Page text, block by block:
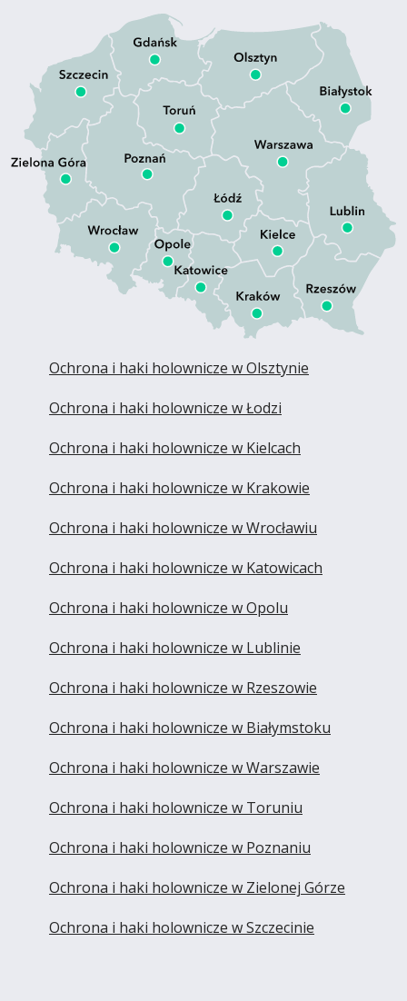
Ochrona i haki holownicze w Olsztynie
Ochrona i haki holownicze w Łodzi
Ochrona i haki holownicze w Kielcach
Ochrona i haki holownicze w Krakowie
Ochrona i haki holownicze w Wrocławiu
Ochrona i haki holownicze w Katowicach
Ochrona i haki holownicze w Opolu
Ochrona i haki holownicze w Lublinie
Ochrona i haki holownicze w Rzeszowie
Ochrona i haki holownicze w Białymstoku
Ochrona i haki holownicze w Warszawie
Ochrona i haki holownicze w Toruniu
Ochrona i haki holownicze w Poznaniu
Ochrona i haki holownicze w Zielonej Górze
Ochrona i haki holownicze w Szczecinie